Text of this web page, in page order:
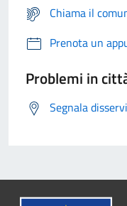
Chiama il
Prenota un
Problemi in
Segnala